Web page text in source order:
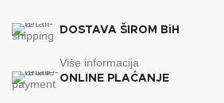
DOSTAVA ŠIROM BiH
Više informacija
ONLINE PLAĆANJE